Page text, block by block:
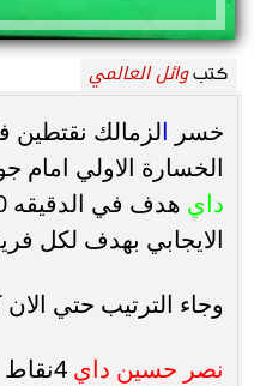
كتبوائل العالمي
خسر ​ا​​لزمالك نقتطين
الخسارة الاولي امام
داي
الايجابي بهدف لكل
وجاء الترتيب حتي الان
نصر حسين داي 4نقاط